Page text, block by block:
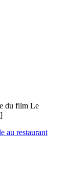
du film Le
au restaurant